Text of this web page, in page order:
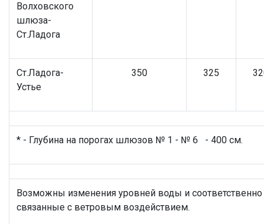
Волховского
шлюза-
Ст.Ладога
Ст.Ладога-
Устье
350 325
* - Глубина на порогах шлюзов № 1 - № 6 - 400 см.
Возможны изменения уровней воды и соответственно
связанные с ветровым воздействием.